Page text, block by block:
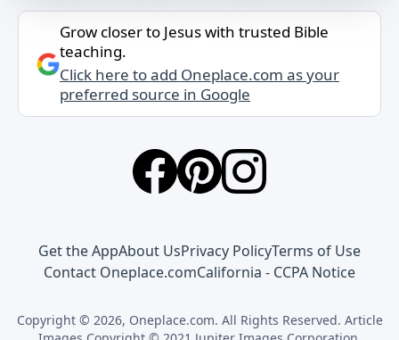
Grow closer to Jesus with trusted Bible
teaching.
Click here to add Oneplace.com as your
preferred source in Google
Get the AppAbout UsPrivacy PolicyTerms of Use
Contact Oneplace.comCalifornia - CCPA Notice
Copyright © 2026, Oneplace.com. All Rights Reserved. Article